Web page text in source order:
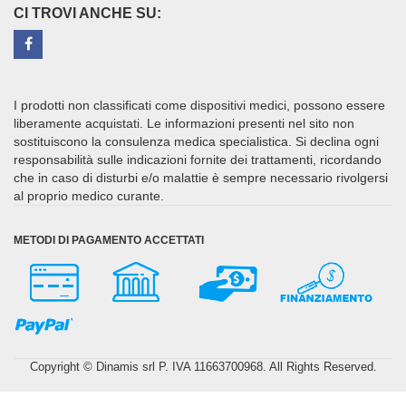
CI TROVI ANCHE SU:
I prodotti non classificati come dispositivi medici, possono essere
liberamente acquistati. Le informazioni presenti nel sito non
sostituiscono la consulenza medica specialistica. Si declina ogni
responsabilità sulle indicazioni fornite dei trattamenti, ricordando
che in caso di disturbi e/o malattie è sempre necessario rivolgersi
al proprio medico curante.
METODI DI PAGAMENTO ACCETTATI
Copyright © Dinamis srl P. IVA 11663700968. All Rights Reserved.